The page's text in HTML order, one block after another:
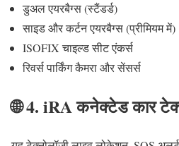
डुअल एयरबैग्स (स्टैंडर्ड)
साइड और कर्टन एयरबैग्स (प्रीमियम में)
ISOFIX चाइल्ड सीट एंकर्स
रिवर्स पार्किंग कैमरा और सेंसर्स
🌐 4. iRA कनेक्टेड कार